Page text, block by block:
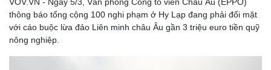
thông báo tổng cộng 100 nghi phạm ở Hy Lạp đang phải đối mặt
với cáo buộc lừa đảo Liên minh châu Âu gần 3 triệu euro tiền quỹ
nông nghiệp.